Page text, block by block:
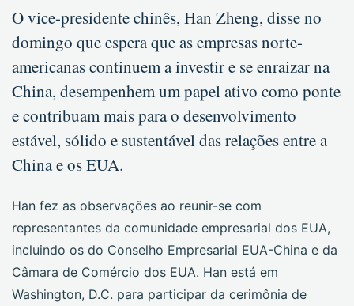
O vice-presidente chinês, Han Zheng, disse no
domingo que espera que as empresas norte-
americanas continuem a investir e se enraizar na
China, desempenhem um papel ativo como ponte
e contribuam mais para o desenvolvimento
estável, sólido e sustentável das relações entre a
China e os EUA.
Han fez as observações ao reunir-se com
representantes da comunidade empresarial dos EUA,
incluindo os do Conselho Empresarial EUA-China e da
Câmara de Comércio dos EUA. Han está em
Washington, D.C. para participar da cerimônia de